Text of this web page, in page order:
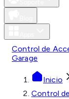
Control de
Garage
Inicio
Control